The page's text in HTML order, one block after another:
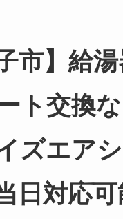
市】給
ト交換
ズエア
日対応